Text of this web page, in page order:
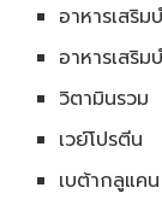
อาหารเสริ
อาหารเสริ
วิตามินรวม
เวย์โปรตีน
เบต้ากลูแคน